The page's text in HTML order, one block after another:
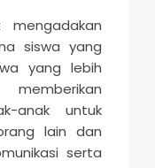
siswa yang
yang lebih
anak untuk
lain dan
serta